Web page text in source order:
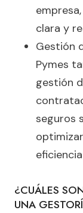
clara y
Gestión
Pymes
gestión
seguros
¿CUÁLES
UNA